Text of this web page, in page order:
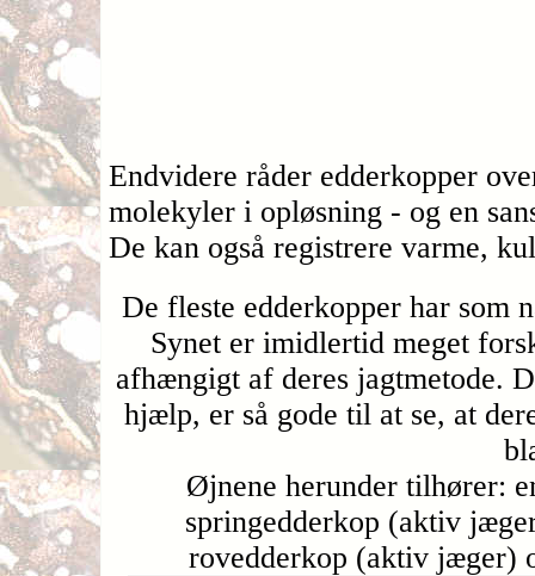
Endvidere råder edderkopper
molekyler i opløsning - og en
De kan også registrere varme,
De fleste edderkopper har som
Synet er imidlertid meget
afhængigt af deres jagtmetode.
hjælp, er så gode til at se, at
Øjnene herunder tilhører:
springedderkop (aktiv
rovedderkop (aktiv jæger)